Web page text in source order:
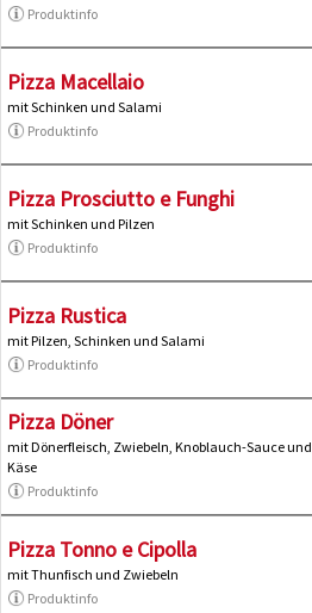
Produktinfo
Pizza Macellaio
mit Schinken und Salami
Produktinfo
Pizza Prosciutto e Funghi
mit Schinken und Pilzen
Produktinfo
Pizza Rustica
mit Pilzen, Schinken und Salami
Produktinfo
Pizza Döner
mit Dönerfleisch, Zwiebeln, Knoblauch-Sauce und
Käse
Produktinfo
Pizza Tonno e Cipolla
mit Thunfisch und Zwiebeln
Produktinfo